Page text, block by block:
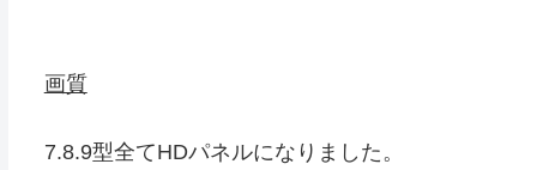
画質
7.8.9型全てHDパネルになりました。